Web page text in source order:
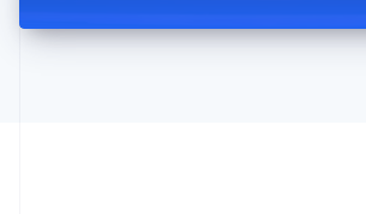
Stripe
Italie